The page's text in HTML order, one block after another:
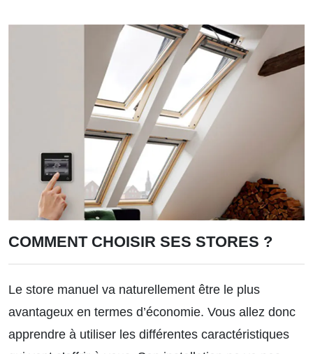
COMMENT CHOISIR SES STORES ?
Le store manuel va naturellement être le plus
avantageux en termes d’économie. Vous allez donc
apprendre à utiliser les différentes caractéristiques